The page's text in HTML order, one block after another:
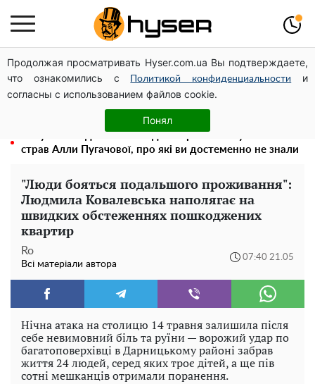
Продолжая просматривать Hyser.com.ua Вы подтверждаете,
что ознакомились с
Политикой конфиденциальности
и
согласны с использованием файлов cookie.
Понял
Олена Тополя злив відео – це далеко не все: фронтмен
"Антитіла" Тарас Тополя став наступним
Повністю гола Анна Трінчер блиснула "принадами":
таких розмірів ви ще не бачили
страв Алли Пугачової, про які ви достеменно не знали
"Люди бояться подальшого проживання":
Людмила Ковалевська наполягає на
швидких обстеженнях пошкоджених
квартир
Ro
Всі матеріали автора
07:40 21.05
Нічна атака на столицю 14 травня залишила після
себе невимовний біль та руїни — ворожий удар по
багатоповерхівці в Дарницькому районі забрав
життя 24 людей, серед яких троє дітей, а ще пів
сотні мешканців отримали поранення.